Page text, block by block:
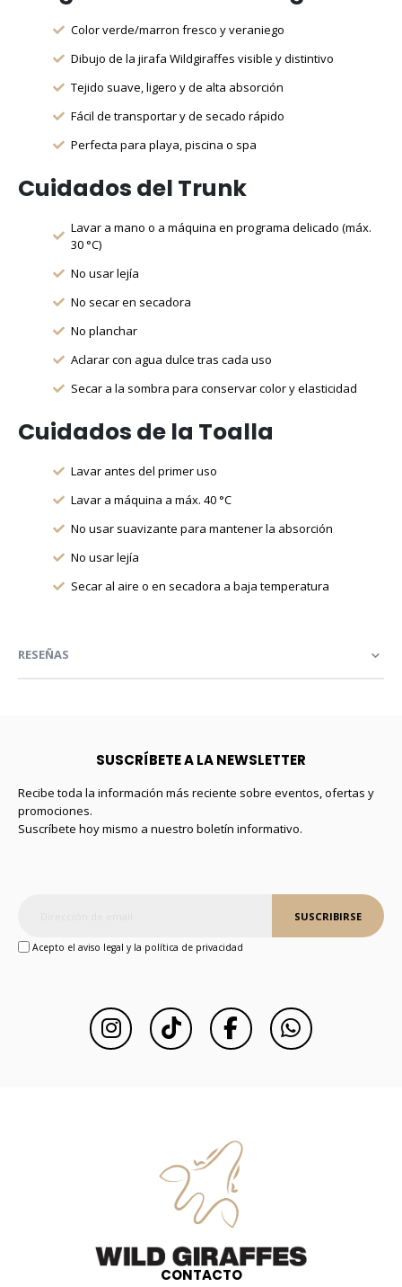
Color verde/marron fresco y veraniego
Dibujo de la jirafa Wildgiraffes visible y distintivo
Tejido suave, ligero y de alta absorción
Fácil de transportar y de secado rápido
Perfecta para playa, piscina o spa
Cuidados del Trunk
Lavar a mano o a máquina en programa delicado (máx.
30 °C)
No usar lejía
No secar en secadora
No planchar
Aclarar con agua dulce tras cada uso
Secar a la sombra para conservar color y elasticidad
Cuidados de la Toalla
Lavar antes del primer uso
Lavar a máquina a máx. 40 °C
No usar suavizante para mantener la absorción
No usar lejía
Secar al aire o en secadora a baja temperatura
RESEÑAS
SUSCRÍBETE A LA NEWSLETTER
Recibe toda la información más reciente sobre eventos, ofertas y
promociones.
Suscríbete hoy mismo a nuestro boletín informativo.
Acepto el aviso legal y la política de privacidad
SUSCRIBIRSE
CONTACTO